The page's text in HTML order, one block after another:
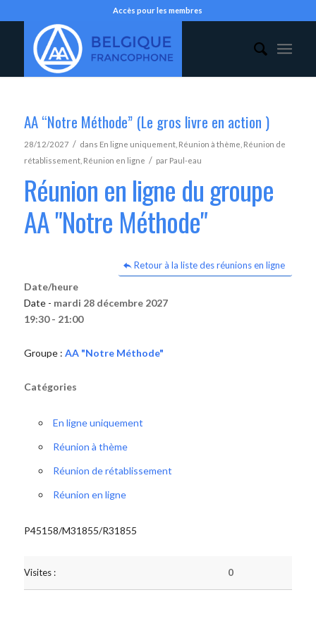
Accès pour les membres
AA “Notre Méthode” (Le gros livre en action )
28/12/2027 / dans En ligne uniquement, Réunion à thème Réunion de
rétablissement, Réunion en ligne / par Paul-eau
Réunion en ligne du groupe
AA "Notre Méthode"
Retour à la liste des réunions en ligne
Date/heure
Date - mardi 28 décembre 2027
19:30 - 21:00
Groupe : AA "Notre Méthode"
Catégories
En ligne uniquement
Réunion à thème
Réunion de rétablissement
Réunion en ligne
P45158/M31855/R31855
Visites : 0